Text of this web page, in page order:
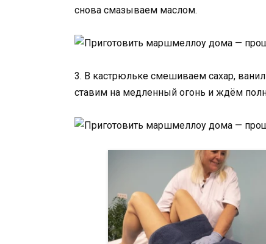
снова смазываем маслом.
3. В кастрюльке смешиваем сахар,
ставим на медленный огонь и ждём